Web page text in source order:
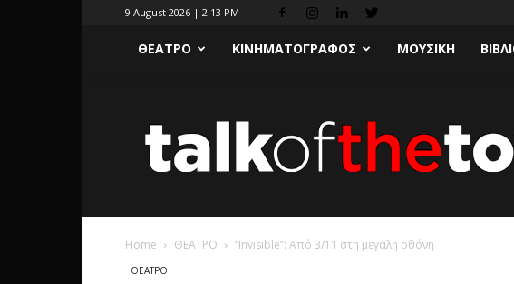
9 August 2026 | 2:13 PM
ΘΕΑΤΡΟ ΚΙΝΗΜΑΤΟΓΡΑΦΟΣ ΜΟΥΣΙΚΗ
Home ΘΕΑΤΡΟ “Invisible”: Από 3/11 στη μεγάλη οθόνη
ΘΕΑΤΡΟ